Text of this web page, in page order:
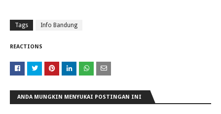
Tags Info Bandung
REACTIONS
ANDA MUNGKIN MENYUKAI POSTINGAN INI